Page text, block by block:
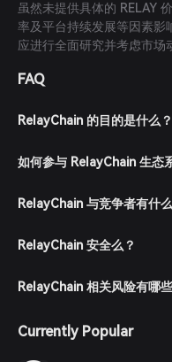
虽然未提供具体的 RELAY
率及平台持续发展等因素影
应进行全面研究并考虑市场
FAQ
RelayChain 的目的是什么？
如何参与 RelayChain 生态
RelayChain 与竞争者有什
RelayChain 安全么？
RelayChain 相关风险有哪
Currently Popular